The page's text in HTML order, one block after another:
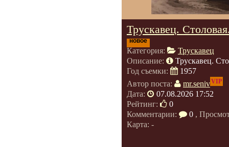
Трускавец.
новое
Категория:
Трускавец
Описание:
Трускавец.
Год съемки:
1957
Автор поста:
mr.senivVIP
Дата:
07.08.2026 17:52
Рейтинг:
0
Комментарии:
0 ,
Карта: -